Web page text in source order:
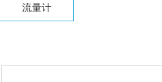
流量计